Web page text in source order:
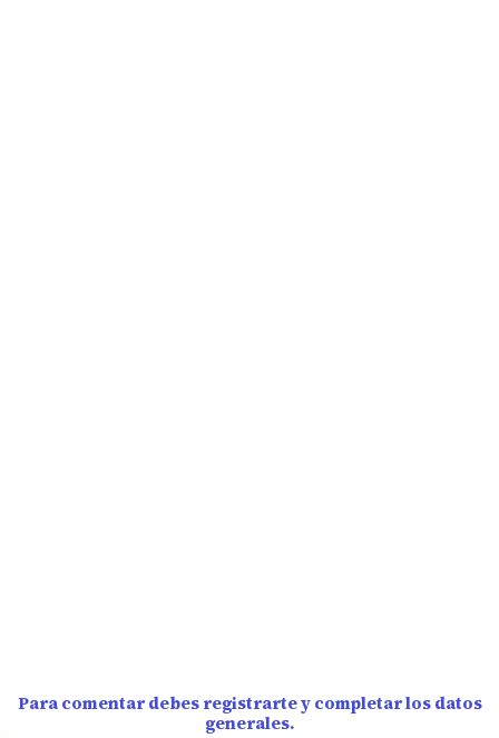
Para comentar debes registrarte y completar los datos
generales.